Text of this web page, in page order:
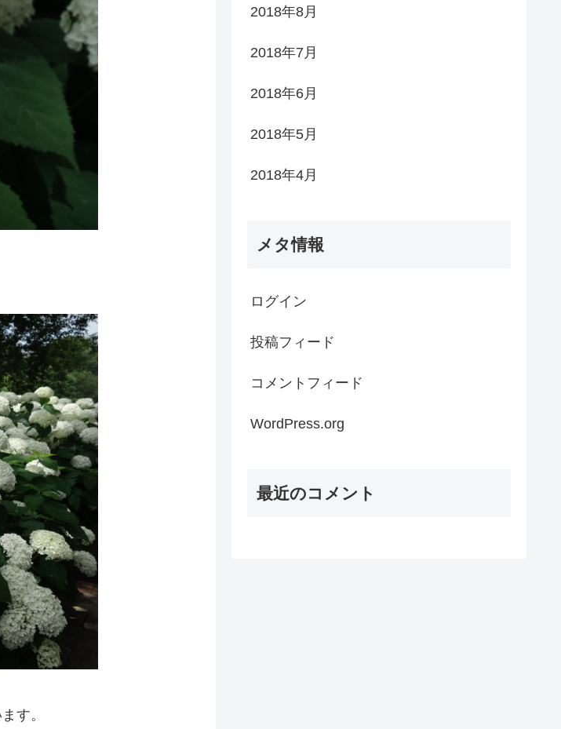
す。
2018年8月
2018年7月
2018年6月
2018年5月
2018年4月
メタ情報
ログイン
投稿フィード
コメントフィード
WordPress.org
最近のコメント